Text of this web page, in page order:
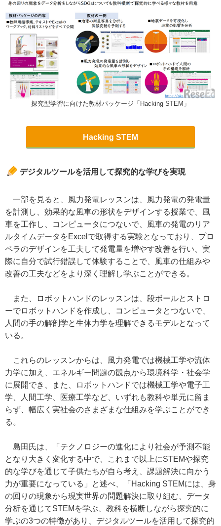
探究型学習に向けた教材パッケージ「Hacking STEM」
Hacking STEM
デジタルツールを活用して探究的な学びを実現
一部を見ると、風力発電レッスンは、風力発電の発電量
を計測し、効果的な風車の形状をデザインする授業で、風
車を工作し、コンピュータにつないで、風車の発電のリア
ルタイムデータをExcelで取得する実験となっており、プロ
ペラのデザインを工夫して発電量を増やす改善を行い、実
際に自分で試行錯誤して体験することで、風車の仕組みや
改善の工夫などをより深く理解し学ぶことができる。
また、ロボットハンドのレッスンは、段ボールとストロ
ーでロボットハンドを作成し、コンピュータとつないで、
人間の手の解剖学と生体力学を理解できるモデルとなって
いる。
これらのレッスンからは、風力発電では機械工学や流体
力学に加え、エネルギー問題の観点から環境科学・社会学
に展開でき、また、ロボットハンドでは機械工学や電子工
学、人間工学、医療工学など、いずれも教科や単元に留ま
らず、幅広く実社会のさまざまな仕組みを学ぶことができ
る。
島田氏は、「テクノロジーの進化により社会が予測不能
となり大きく変化する中で、これまで以上にSTEMや探究
的な学びを通じて子供たちが自ら考え、課題解決に向かう
力が重要になっている」と述べ、「Hacking STEMには、身
の回りの現象から現実世界の問題解決に取り組む、データ
分析を通じてSTEMを学ぶ、教科を横断しながら探究的に
学ぶの3つの特徴があり、デジタルツールを活用して探究的